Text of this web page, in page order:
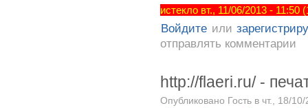
истекло вт., 11/06/2013 - 11:50
Войдите или
отправлять комментарии
http://flaeri.ru/ -
Опубликовано Гость в чт., 18/